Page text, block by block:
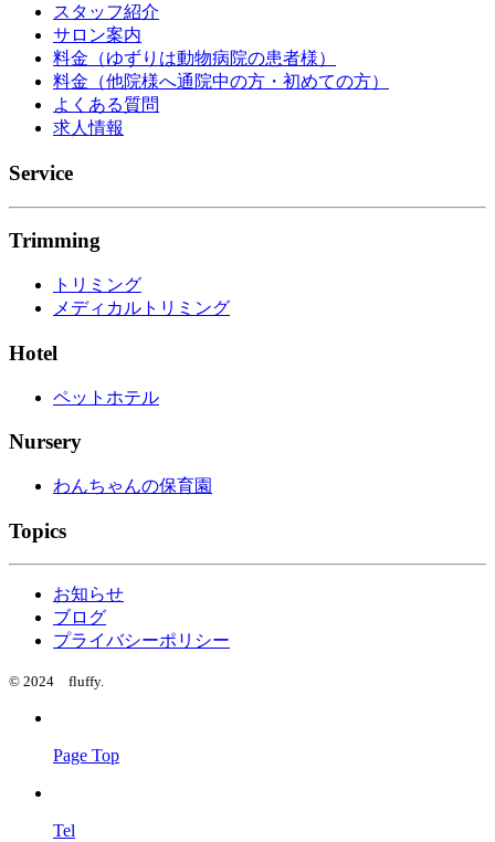
スタッフ紹介
サロン案内
料金（ゆずりは動物病院の患者様）
料金（他院様へ通院中の方・初めての方）
よくある質問
求人情報
Service
Trimming
トリミング
メディカルトリミング
Hotel
ペットホテル
Nursery
わんちゃんの保育園
Topics
お知らせ
ブログ
プライバシーポリシー
© 2024 fluffy.
Page Top
Tel